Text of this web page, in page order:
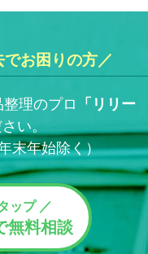
お困りの方／
理のプロ 「 リリー
い。
末年始除く）
ップ ／
無料相談